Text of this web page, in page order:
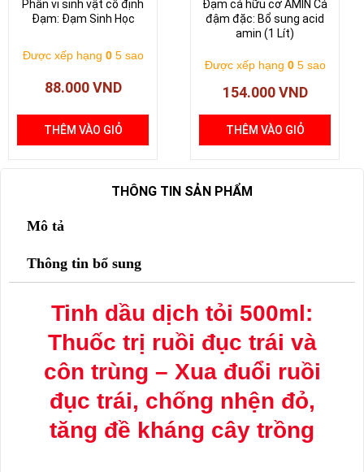
Phân vi sinh vật cố định
Đạm: Đạm Sinh Học
Được xếp hạng 05 sao
88.000VND
THÊM VÀO GIỎ
Đạm cá hữu cơ AMIN Cá
đậm đặc: Bổ sung acid
amin (1 Lít)
Được xếp hạng 05 sao
154.000VND
THÊM VÀO GIỎ
THÔNG TIN SẢN PHẨM
Mô tả
Thông tin bổ sung
Tinh dầu dịch tỏi 500ml:
Thuốc trị ruồi đục trái và
côn trùng – Xua đuổi ruồi
đục trái, chống nhện đỏ,
tăng đề kháng cây trồng